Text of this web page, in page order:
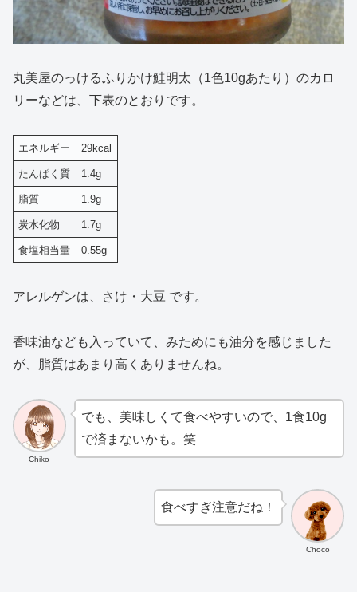
丸美屋のっけるふりかけ鮭明太（1色10gあたり）のカロ
リーなどは、下表のとおりです。
エネルギー 29kcal
たんぱく質 1.4g
脂質 1.9g
炭水化物 1.7g
食塩相当量 0.55g
アレルゲンは、さけ・大豆 です。
香味油なども入っていて、みためにも油分を感じました
が、脂質はあまり高くありませんね。
Chiko
でも、美味しくて食べやすいので、1食10g
で済まないかも。笑
Choco
食べすぎ注意だね！